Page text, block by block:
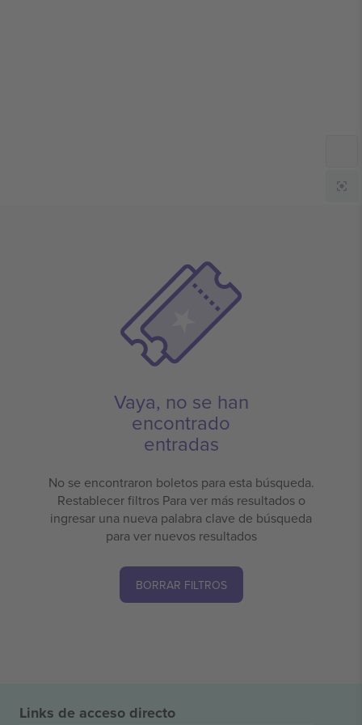
Vaya, no se han
encontrado
entradas
No se encontraron boletos para esta búsqueda.
Restablecer filtros Para ver más resultados o
ingresar una nueva palabra clave de búsqueda
para ver nuevos resultados
BORRAR FILTROS
Links de acceso directo